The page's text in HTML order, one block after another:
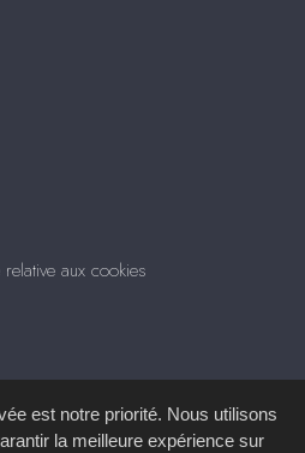
aux cookies
est notre priorité. Nous utilisons
la meilleure expérience sur